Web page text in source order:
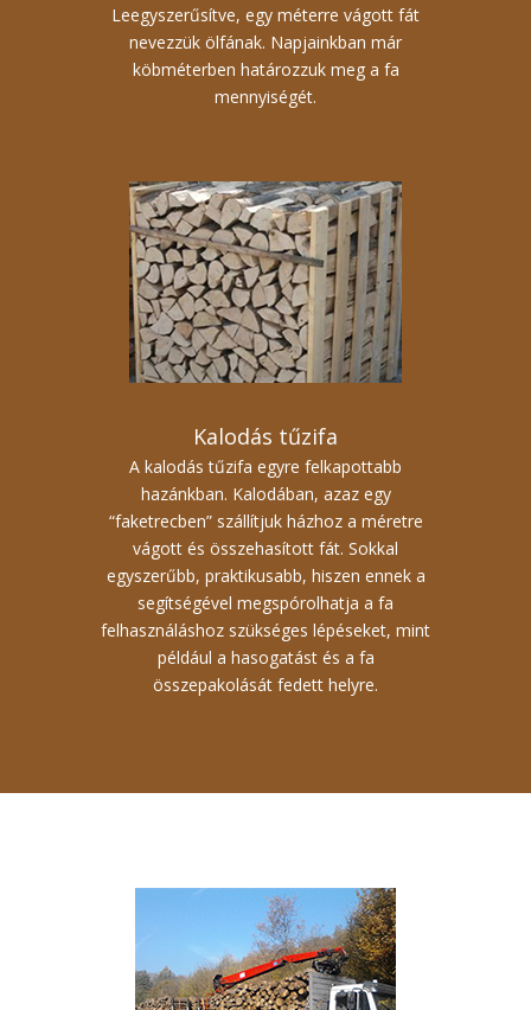
Leegyszerűsítve, egy méterre vágott fát
nevezzük ölfának. Napjainkban már
köbméterben határozzuk meg a fa
mennyiségét.
Kalodás tűzifa
A kalodás tűzifa egyre felkapottabb
hazánkban. Kalodában, azaz egy
“faketrecben” szállítjuk házhoz a méretre
vágott és összehasított fát. Sokkal
egyszerűbb, praktikusabb, hiszen ennek a
segítségével megspórolhatja a fa
felhasználáshoz szükséges lépéseket, mint
például a hasogatást és a fa
összepakolását fedett helyre.